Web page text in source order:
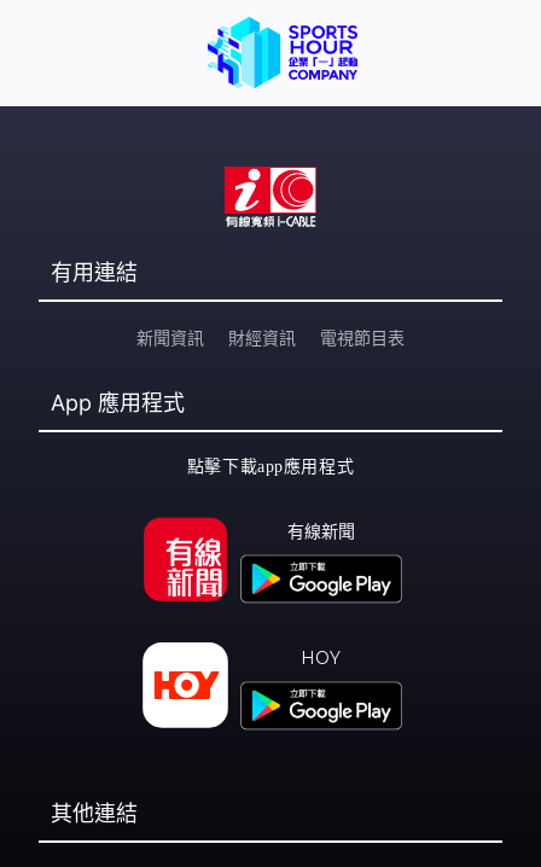
有用連結
新聞資訊 財經資訊 電視節目表
App 應用程式
點擊下載app應用程式
有線新聞
HOY
其他連結